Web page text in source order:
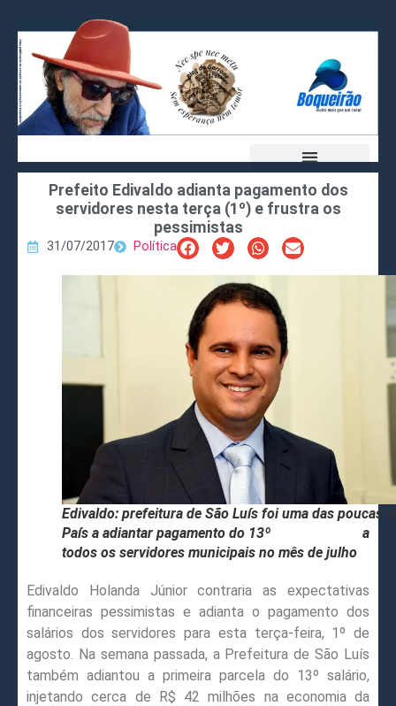
Prefeito Edivaldo adianta pagamento dos
servidores nesta terça (1º) e frustra os
pessimistas
31/07/2017 Política
Edivaldo: prefeitura de São Luís foi uma das poucas
País a adiantar pagamento do 13º a
todos os servidores municipais no mês de julho
Edivaldo Holanda Júnior contraria as expectativas
financeiras pessimistas e adianta o pagamento dos
salários dos servidores para esta terça-feira, 1º de
agosto. Na semana passada, a Prefeitura de São Luís
também adiantou a primeira parcela do 13º salário,
injetando cerca de R$ 42 milhões na economia da